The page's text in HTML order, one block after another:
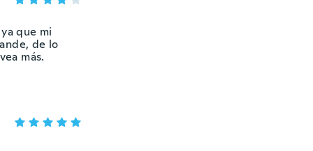
que mi
de lo
más.